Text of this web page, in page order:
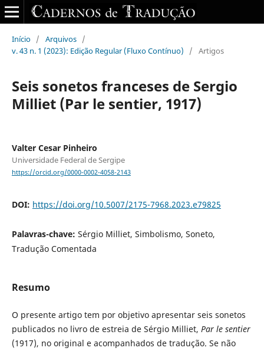
Início / Arquivos /
v. 43 n. 1 (2023): Edição Regular (Fluxo Contínuo)
/ Artigos
Seis sonetos franceses de Sergio
Milliet (Par le sentier, 1917)
Valter Cesar Pinheiro
Universidade Federal de Sergipe
https://orcid.org/0000-0002-4058-2143
DOI: https://doi.org/10.5007/2175-7968.2023.e79825
Palavras-chave: Sérgio Milliet, Simbolismo, Soneto,
Tradução Comentada
Resumo
O presente artigo tem por objetivo apresentar seis sonetos
publicados no livro de estreia de Sérgio Milliet, Par le sentier
(1917), no original e acompanhados de tradução. Se não